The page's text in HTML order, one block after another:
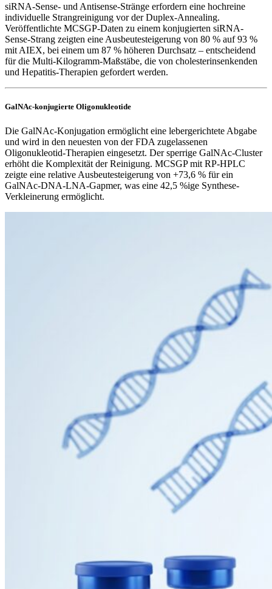
siRNA-Sense- und Antisense-Stränge erfordern eine hochreine
individuelle Strangreinigung vor der Duplex-Annealing.
Veröffentlichte MCSGP-Daten zu einem konjugierten siRNA-
Sense-Strang zeigten eine Ausbeutesteigerung von 80 % auf 93 %
mit AIEX, bei einem um 87 % höheren Durchsatz – entscheidend
für die Multi-Kilogramm-Maßstäbe, die von cholesterinsenkenden
und Hepatitis-Therapien gefordert werden.
GalNAc-konjugierte Oligonukleotide
Die GalNAc-Konjugation ermöglicht eine lebergerichtete Abgabe
und wird in den neuesten von der FDA zugelassenen
Oligonukleotid-Therapien eingesetzt. Der sperrige GalNAc-Cluster
erhöht die Komplexität der Reinigung. MCSGP mit RP-HPLC
zeigte eine relative Ausbeutesteigerung von +73,6 % für ein
GalNAc-DNA-LNA-Gapmer, was eine 42,5 %ige Synthese-
Verkleinerung ermöglicht.